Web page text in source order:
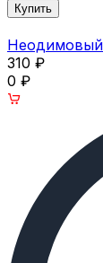
Купить
Неодимовый
310 ₽
0 ₽